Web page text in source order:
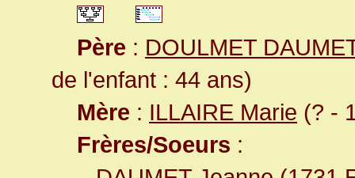
Père : DOULMET
de l'enfant : 44 ans)
Mère : ILLAIRE Marie (? -
Frères/Soeurs :